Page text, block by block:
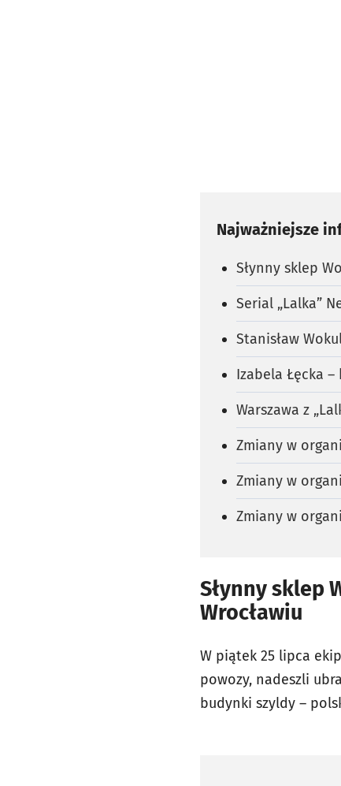
Najważniejsze
Słynny sklep
Serial „Lalka”
Stanisław
Izabela Łęcka
Warszawa z
Zmiany w
Zmiany w
Zmiany w
Słynny sklep
Wrocławiu
W piątek 25 lipca
powozy, nadeszli
budynki szyldy –